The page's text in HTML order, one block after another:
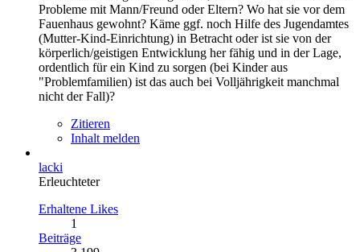
Probleme mit Mann/Freund oder Eltern? Wo hat sie vor dem
Fauenhaus gewohnt? Käme ggf. noch Hilfe des Jugendamtes
(Mutter-Kind-Einrichtung) in Betracht oder ist sie von der
körperlich/geistigen Entwicklung her fähig und in der Lage,
ordentlich für ein Kind zu sorgen (bei Kinder aus
"Problemfamilien) ist das auch bei Volljährigkeit manchmal
nicht der Fall)?
Zitieren
Inhalt melden
lacki
Erleuchteter
Erhaltene Likes
1
Beiträge